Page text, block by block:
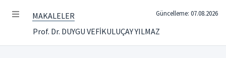
MAKALELER
Prof. Dr. DUYGU VEFİKULUÇAY YILMAZ
Güncelleme: 07.08.2026